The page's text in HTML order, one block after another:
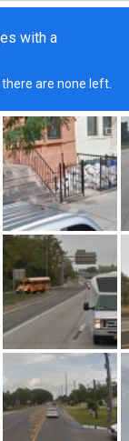
некоторые
включить